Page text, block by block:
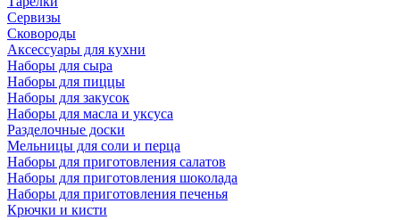
Сервизы
Сковороды
Аксессуары для кухни
Наборы для сыра
Наборы для пиццы
Наборы для закусок
Наборы для масла и уксуса
Разделочные доски
Мельницы для соли и перца
Наборы для приготовления салатов
Наборы для приготовления шоколада
Наборы для приготовления печенья
Крючки и кисти